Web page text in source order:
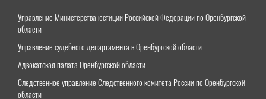
Управление Министерства юстиции Российской Федерации по Оренбургской
области
Управление судебного департамента в Оренбургской области
Адвокатская палата Оренбургской области
Следственное управление Следственного комитета России по Оренбургской
области